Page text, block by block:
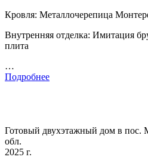
Кровля: Металлочерепица
Внутренняя отделка: Имитация
плита
…
Подробнее
Готовый двухэтажный дом в пос.
обл.
2025 г.